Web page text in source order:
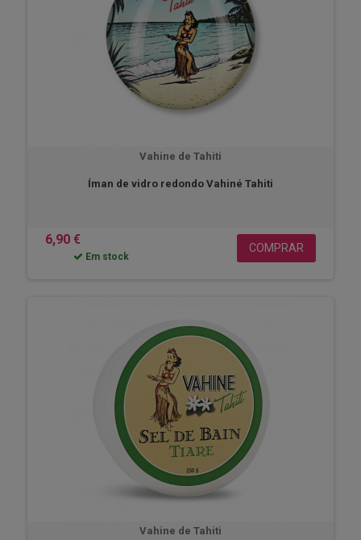
Vahine de Tahiti
Íman de vidro redondo Vahiné Tahiti
6,90 €
Em stock
COMPRAR
Vahine de Tahiti